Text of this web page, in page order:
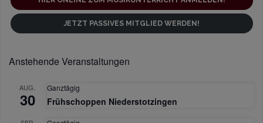
JETZT PASSIVES MITGLIED WERDEN!
Anstehende Veranstaltungen
AUG.
30
Ganztägig
Frühschoppen Niederstotzingen